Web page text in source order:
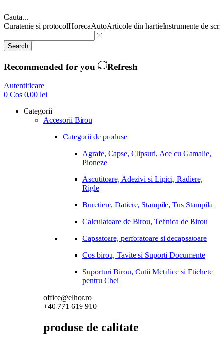
Cauta...
Curatenie si protocolHorecaAutoArticole din hartieInstrumente de
Search
Recommended for you Refresh
Autentificare
0 Cos 0,00 lei
Categorii
Accesorii Birou
Categorii de produse
Agrafe, Capse, Clipsuri, Ace cu Gamalie,
Pioneze
Ascutitoare, Adezivi si Lipici, Radiere,
Rigle
Buretiere, Datiere, Stampile, Tus Stampila
Calculatoare de Birou, Tehnica de Birou
Capsatoare, perforatoare si decapsatoare
Cos birou, Tavite si Suporti Documente
Suporturi Birou, Cutii Metalice si Etichete
pentru Chei
office@elhor.ro
+40 771 619 910
produse de calitate